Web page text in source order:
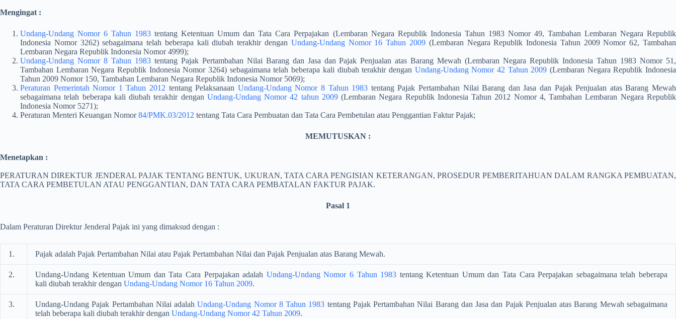
Mengingat :
Undang-Undang Nomor 6 Tahun 1983 tentang Ketentuan Umum dan Tata Cara Perpajakan (Lembaran Negara Republik Indonesia Tahun 1983 Nomor 49, Tambahan Lembaran Negara Republik
Indonesia Nomor 3262) sebagaimana telah beberapa kali diubah terakhir dengan Undang-Undang Nomor 16 Tahun 2009(Lembaran Negara Republik Indonesia Tahun 2009 Nomor 62, Tambahan
Lembaran Negara Republik Indonesia Nomor 4999);
Undang-Undang Nomor 8 Tahun 1983tentang Pajak Pertambahan Nilai Barang dan Jasa dan Pajak Penjualan atas Barang Mewah (Lembaran Negara Republik Indonesia Tahun 1983 Nomor 51,
Tambahan Lembaran Negara Republik Indonesia Nomor 3264) sebagaimana telah beberapa kali diubah terakhir dengan Undang-Undang Nomor 42 Tahun 2009 (Lembaran Negara Republik Indonesia
Tahun 2009 Nomor 150, Tambahan Lembaran Negara Republik Indonesia Nomor 5069);
Peraturan Pemerintah Nomor 1 Tahun 2012 tentang Pelaksanaan Undang-Undang Nomor 8 Tahun 1983 tentang Pajak Pertambahan Nilai Barang dan Jasa dan Pajak Penjualan atas Barang Mewah
sebagaimana telah beberapa kali diubah terakhir dengan Undang-Undang Nomor 42 tahun 2009(Lembaran Negara Republik Indonesia Tahun 2012 Nomor 4, Tambahan Lembaran Negara Republik
Indonesia Nomor 5271);
Peraturan Menteri Keuangan Nomor84/PMK.03/2012 tentang Tata Cara Pembuatan dan Tata Cara Pembetulan atau Penggantian Faktur Pajak;
MEMUTUSKAN :
Menetapkan :
PERATURAN DIREKTUR JENDERAL PAJAK TENTANG BENTUK, UKURAN, TATA CARA PENGISIAN KETERANGAN, PROSEDUR PEMBERITAHUAN DALAM RANGKA PEMBUATAN,
TATA CARA PEMBETULAN ATAU PENGGANTIAN, DAN TATA CARA PEMBATALAN FAKTUR PAJAK.
Pasal 1
Dalam Peraturan Direktur Jenderal Pajak ini yang dimaksud dengan :
1. Pajak adalah Pajak Pertambahan Nilai atau Pajak Pertambahan Nilai dan Pajak Penjualan atas Barang Mewah.
2. Undang-Undang Ketentuan Umum dan Tata Cara Perpajakan adalah Undang-Undang Nomor 6 Tahun 1983 tentang Ketentuan Umum dan Tata Cara Perpajakan sebagaimana telah beberapa
kali diubah terakhir dengan Undang-Undang Nomor 16 Tahun 2009.
3. Undang-Undang Pajak Pertambahan Nilai adalahUndang-Undang Nomor 8 Tahun 1983 tentang Pajak Pertambahan Nilai Barang dan Jasa dan Pajak Penjualan atas Barang Mewah sebagaimana
telah beberapa kali diubah terakhir dengan Undang-Undang Nomor 42 Tahun 2009.